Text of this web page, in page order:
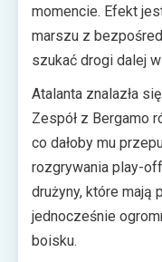
momencie. Efekt
marszu z
szukać drogi dalej
Atalanta znalazła
Zespół z Bergamo
co dałoby mu
rozgrywania play-
drużyny, które
jednocześnie
boisku.